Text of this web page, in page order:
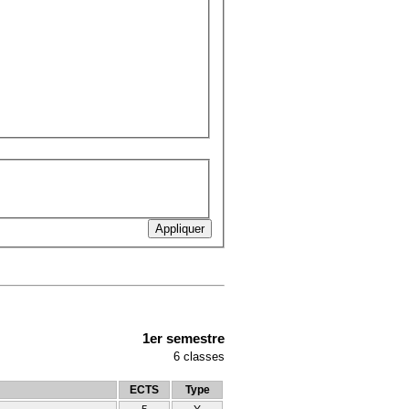
1er semestre
6 classes
ECTS
Type